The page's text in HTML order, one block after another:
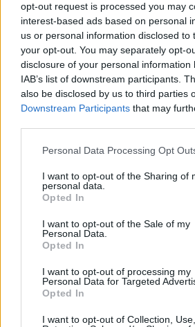
opt-out request is processed you may
interest-based ads based on personal
us or personal information disclosed to
your opt-out. You may separately opt-
disclosure of your personal information
IAB’s list of downstream participants.
also be disclosed by us to third parties
Downstream Participants that may
Please note that this website/app uses
not limited to your visit or usage
grant or deny consent to Google and
use your data for below specified
consent section.
Personal Data Processing Opt
I want to opt-out of the Sharing of
personal data.
Opted In
I want to opt-out of the Sale of my
Personal Data.
Opted In
I want to opt-out of processing my
Personal Data for Targeted
Opted In
I want to opt-out of Collection, Use,
ΖΩΗ 28/01/2026 12:38
Οι περισσότεροι άνθρωποι δεν
τι χρησιμεύει η μικρή τρύπα
Παγκράτι: Άνοιξε τρύπα στο
κολώνα στη Βασιλέως
έργα του μετρό [βίντεο]